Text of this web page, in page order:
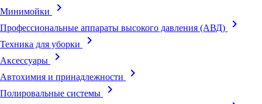
Минимойки
keyboard_arrow_right
Профессиональные аппараты высокого давления (АВД) keyboard_arrow_right
Техника для уборки keyboard_arrow_right
Аксессуары keyboard_arrow_right
Автохимия и принадлежности keyboard_arrow_right
Полировальные системы keyboard_arrow_right